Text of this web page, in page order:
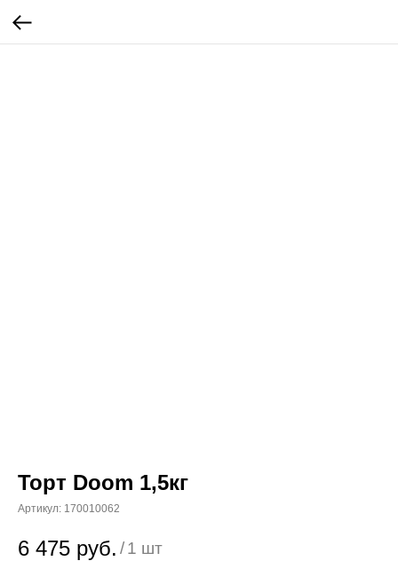
Торт Doom 1,5кг
Артикул: 170010062
6 475 руб. /1 шт